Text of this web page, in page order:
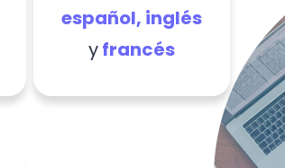
español, inglés
yfrancés